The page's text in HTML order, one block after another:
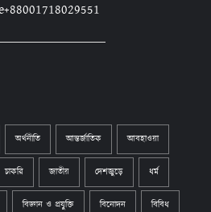
অর্থনীতি আন্তর্জাতিক আবহাওয়া
চাকরি জাতীয় দেশজুড়ে ধর্ম
বিজ্ঞান ও প্রযুক্তি বিনোদন বিবিধ